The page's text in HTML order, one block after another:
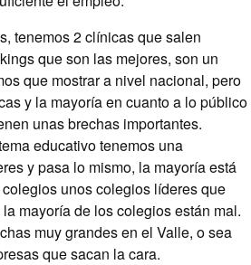
tenemos 2 clínicas que salen
que son las mejores, son un
que mostrar a nivel nacional, pero
y la mayoría en cuanto a lo público
unas brechas importantes.
educativo tenemos una
y pasa lo mismo, la mayoría está
unos colegios líderes que
mayoría de los colegios están mal.
muy grandes en el Valle, o sea
que sacan la cara.